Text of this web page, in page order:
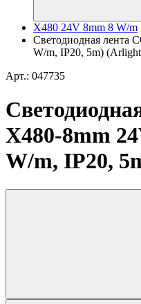
X480 24V 8mm 8 W/m
Светодиодная лента
W/m, IP20, 5m)
Арт.: 047735
X480-8mm
W/m, IP20,